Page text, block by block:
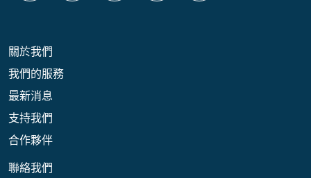
關於我們
我們的服務
最新消息
支持我們
合作夥伴
聯絡我們